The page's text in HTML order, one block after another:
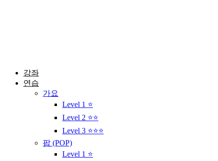
강좌
연습
가요
Level 1 ⭐
Level 2 ⭐⭐
Level 3 ⭐⭐⭐
팝 (POP)
Level 1 ⭐